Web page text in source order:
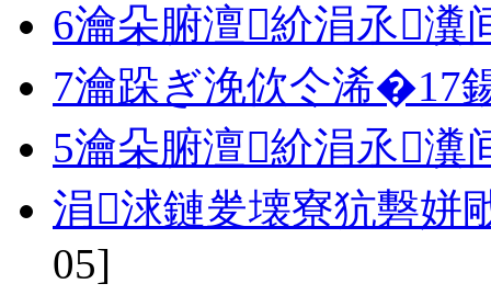
6瀹朵腑澶紒涓氶
7瀹跺ぎ浼佽仒浠�17
5瀹朵腑澶紒涓氶
涓浗鏈夎壊寮犺礊姘
05]